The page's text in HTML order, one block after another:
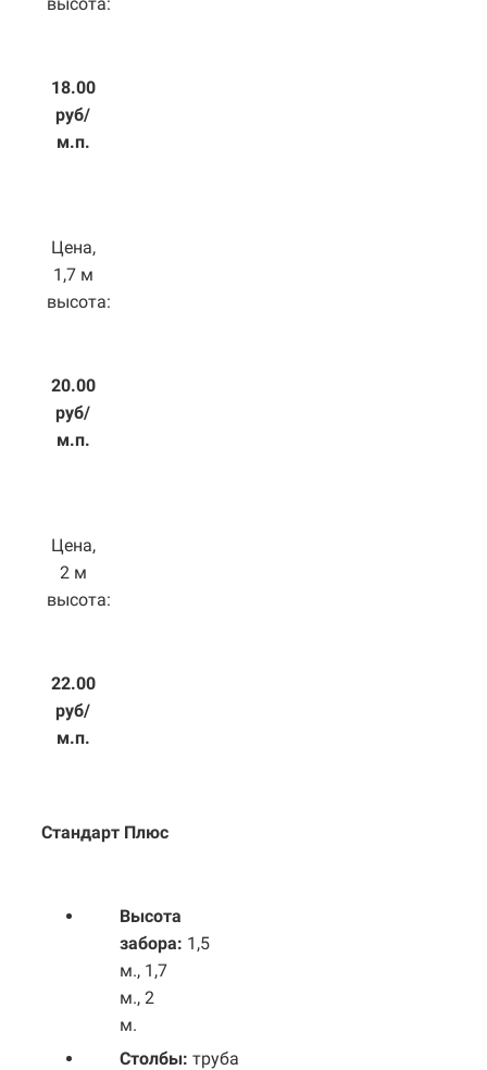
18.00
руб/
м.п.
Цена,
1,7 м
высота:
20.00
руб/
м.п.
Цена,
2 м
высота:
22.00
руб/
м.п.
Стандарт Плюс
Высота
забора: 1,5
м., 1,7
м., 2
м.
Столбы: труба